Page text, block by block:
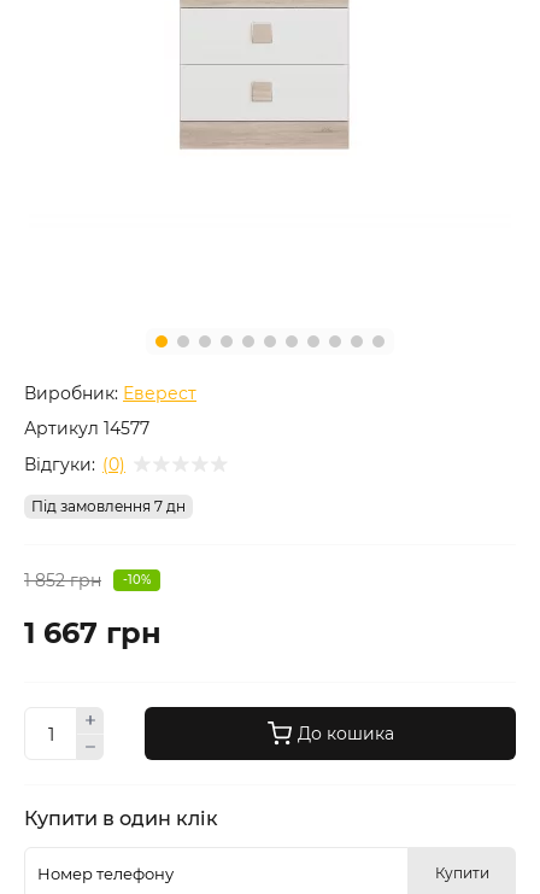
Виробник: Еверест
Артикул 14577
Відгуки: (0)
Під замовлення 7 дн
1 852 грн -10%
1 667 грн
До кошика
Купити в один клік
Купити